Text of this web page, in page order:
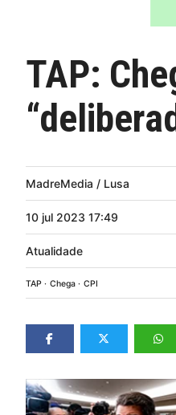
TAP:
MadreMedia / Lusa
10 jul 2023 17:49
Atualidade
TAP Chega CPI